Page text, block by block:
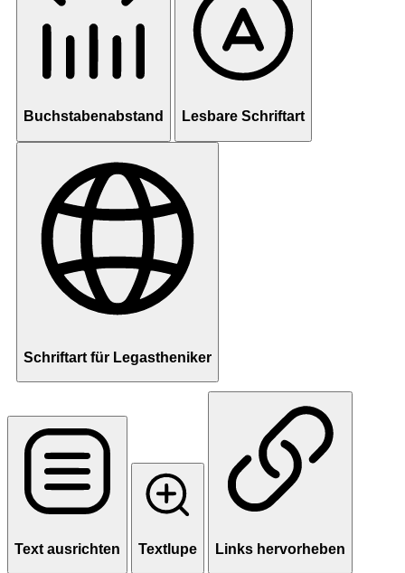
Buchstabenabstand Lesbare Schriftart
Schriftart für Legastheniker
Text ausrichten Textlupe Links hervorheben